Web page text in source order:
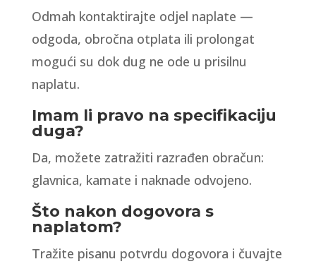
Odmah kontaktirajte odjel naplate —
odgoda, obročna otplata ili prolongat
mogući su dok dug ne ode u prisilnu
naplatu.
Imam li pravo na specifikaciju
duga?
Da, možete zatražiti razrađen obračun:
glavnica, kamate i naknade odvojeno.
Što nakon dogovora s
naplatom?
Tražite pisanu potvrdu dogovora i čuvajte